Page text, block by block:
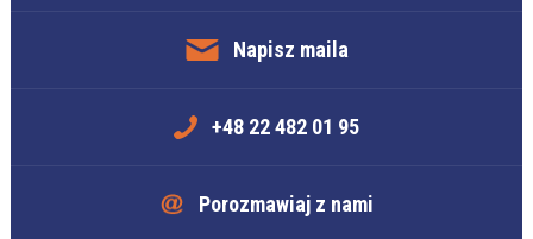
Napisz maila
+48 22 482 01 95
Porozmawiaj z nami